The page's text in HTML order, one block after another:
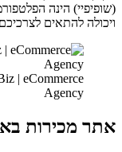
(שופיפיי) הינה
ויכולה להתאים
| eCommerce
Agency
אתר מכירות